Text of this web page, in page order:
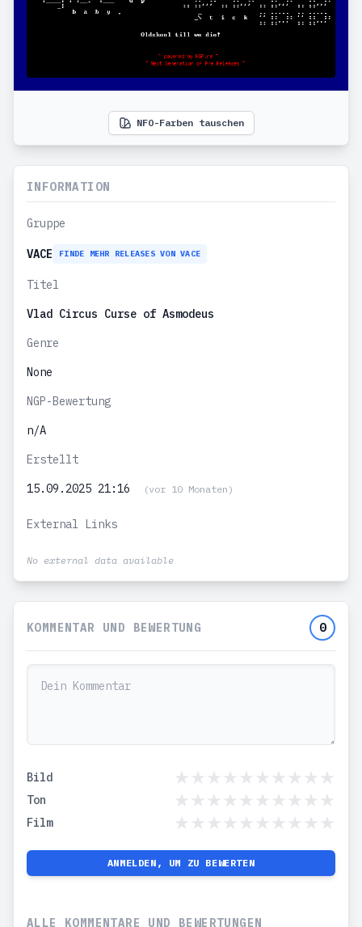
NFO-Farben tauschen
INFORMATION
Gruppe
VACE FINDE MEHR RELEASES VON VACE
Titel
Vlad Circus Curse of Asmodeus
Genre
None
NGP-Bewertung
n/A
Erstellt
15.09.2025 21:16
(vor 10 Monaten)
External Links
No external data available
KOMMENTAR UND BEWERTUNG 0
Bild
Ton
Film
ANMELDEN, UM ZU BEWERTEN
ALLE KOMMENTARE UND BEWERTUNGEN